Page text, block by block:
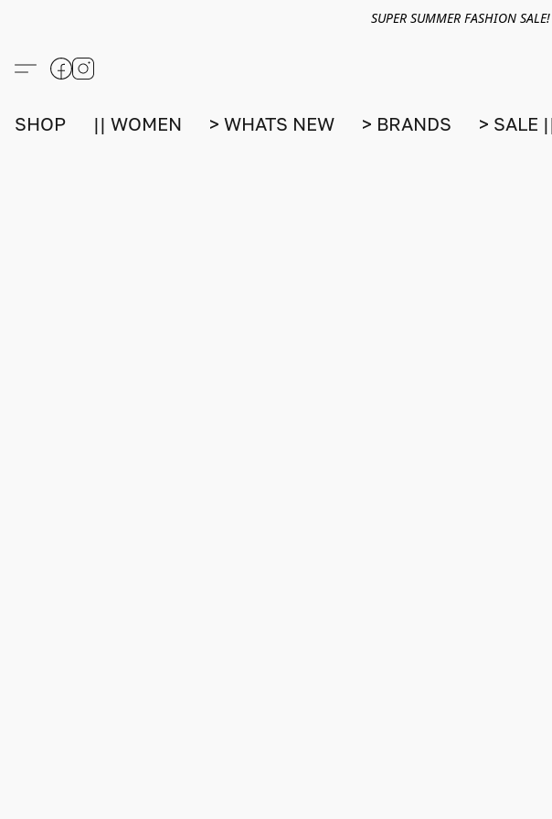
SUPER SUMMER FASHION
SHOP || WOMEN > WHATS NEW > BRANDS > SALE